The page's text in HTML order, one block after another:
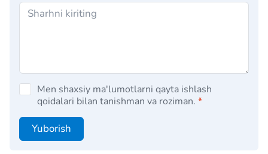
Men shaxsiy ma'lumotlarni qayta ishlash
qoidalari bilan tanishman va roziman. *
Yuborish